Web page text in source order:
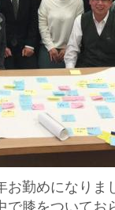
お勤めになりま
で膝をついてお